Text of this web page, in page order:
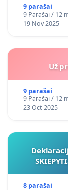
9 parašai
9 Parašai / 12
19 Nov 2025
Už
9 parašai
9 Parašai / 12
23 Oct 2025
8 parašai